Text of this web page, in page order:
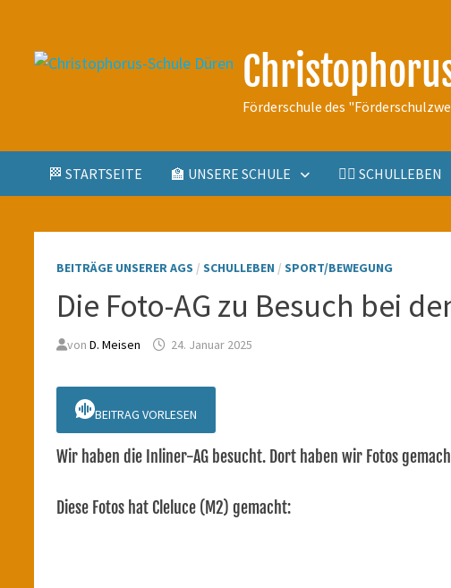
springen
Förderschule des
🏁 STARTSEITE 🏫 UNSERE SCHULE 🤹‍♀️ SCHULLEBEN
BEITRÄGE UNSERER AGS /SCHULLEBEN /SPORT/BEWEGUNG
Die Foto-AG zu Besuch bei
vonD. Meisen 24. Januar 2025
BEITRAG VORLESEN
Wir haben die Inliner-AG besucht. Dort haben wir Fotos
Diese Fotos hat Cleluce (M2) gemacht: